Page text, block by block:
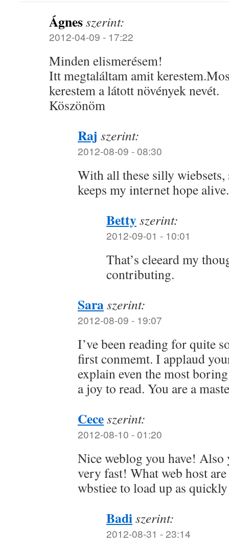
Ágnesszerint:
2012-04-09 - 17:22
Minden elismerésem!
Itt megtaláltam amit
kerestem a látott növények nevét.
Köszönöm
Raj szerint:
2012-08-09 - 08:30
With all these silly wiebsets,
keeps my internet hope alive.
Bettyszerint:
2012-09-01 - 10:01
That’s cleeard my
contributing.
Saraszerint:
2012-08-09 - 19:07
I’ve been reading for quite
first conmemt. I applaud
explain even the most
a joy to read. You are a
Ceceszerint:
2012-08-10 - 01:20
Nice weblog you have! Also
very fast! What web host
wbstiee to load up as
Badiszerint:
2012-08-31 - 23:14